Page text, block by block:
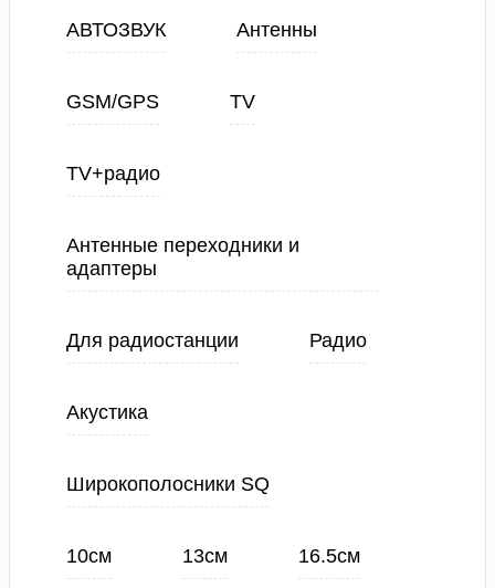
АВТОЗВУК Антенны
GSM/GPS TV
TV+радио
Антенные переходники и
адаптеры
Для радиостанции Радио
Акустика
Широкополосники SQ
10см 13см 16.5см